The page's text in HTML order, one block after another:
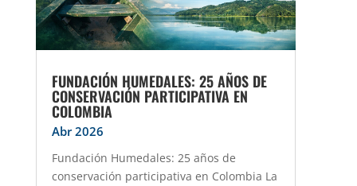
FUNDACIÓN HUMEDALES: 25 AÑOS DE
CONSERVACIÓN PARTICIPATIVA EN
COLOMBIA
Abr 2026
Fundación Humedales: 25 años de
conservación participativa en Colombia La